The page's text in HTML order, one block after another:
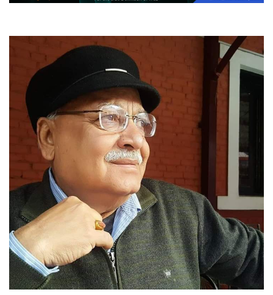
‘ईयुमा डट कम’ले बुधबारदेखि आफ्नो
औपचारिक सेवा सञ्चालनमा
हलमा छैन ‘गौँथली’को टिकट
‘आइतबारको अफिस’ को परिचर्चा सम्पन्न